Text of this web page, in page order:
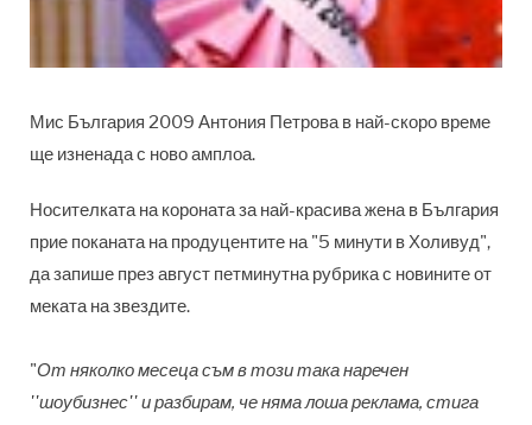
Мис България 2009 Антония Петрова в най-скоро време
ще изненада с ново амплоа.
Носителката на короната за най-красива жена в България
прие поканата на продуцентите на "5 минути в Холивуд",
да запише през август петминутна рубрика с новините от
меката на звездите.
"От няколко месеца съм в този така наречен
''шоубизнес'' и разбирам, че няма лоша реклама, стига